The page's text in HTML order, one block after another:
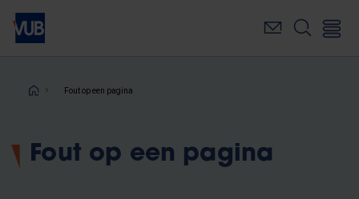
Overslaan
naar
inhoudKruimelpad
Fout op een pagina
Fout op een pagina